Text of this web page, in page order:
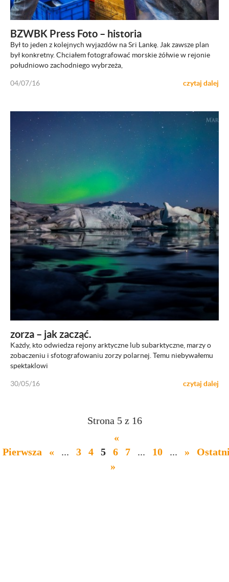
BZWBK Press Foto – historia
Był to jeden z kolejnych wyjazdów na Sri Lankę. Jak zawsze plan
był konkretny. Chciałem fotografować morskie żółwie w rejonie
południowo zachodniego wybrzeża,
04/07/16 czytaj dalej
ZOBACZ
zorza – jak zacząć.
Każdy, kto odwiedza rejony arktyczne lub subarktyczne, marzy o
zobaczeniu i sfotografowaniu zorzy polarnej. Temu niebywałemu
spektaklowi
30/05/16 czytaj dalej
Strona 5 z 16
«
Pierwsza
« ... 3 4 5 6 7 ... 10 ... »
»